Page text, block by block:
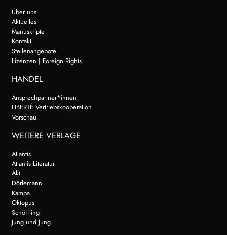
Über uns
Aktuelles
Manuskripte
Kontakt
Stellenangebote
Lizenzen | Foreign Rights
HANDEL
Ansprechpartner*innen
LIBERTÉ Vertriebskooperation
Vorschau
WEITERE VERLAGE
Atlantis
Atlantis Literatur
Aki
Dörlemann
Kampa
Oktopus
Schöffling
Jung und Jung